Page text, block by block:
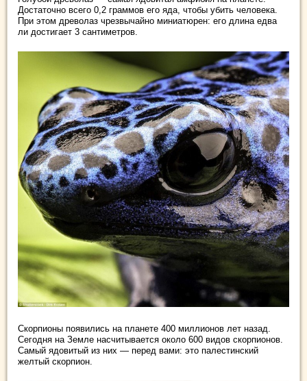
Достаточно всего 0,2 граммов его яда, чтобы убить человека.
При этом древолаз чрезвычайно миниатюрен: его длина едва
ли достигает 3 сантиметров.
Скорпионы появились на планете 400 миллионов лет назад.
Сегодня на Земле насчитывается около 600 видов скорпионов.
Самый ядовитый из них — перед вами: это палестинский
желтый скорпион.